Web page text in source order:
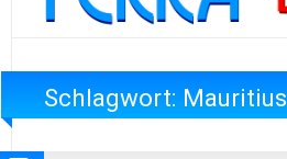
Schlagwort: Mauritius